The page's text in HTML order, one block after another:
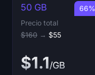
66%
50 GB
Precio total
$160 → $55
$1.1/GB